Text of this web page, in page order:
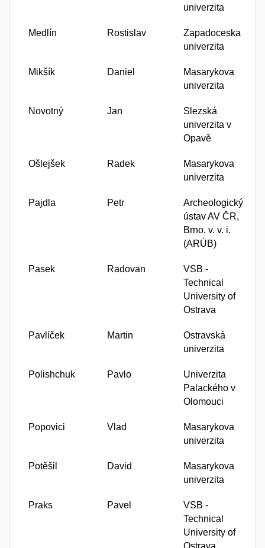
univerzita
Medlín Rostislav
Zapadoceska
univerzita
Mikšík Daniel
Masarykova
univerzita
Novotný Jan
Slezská
univerzita v
Opavě
Ošlejšek Radek
Masarykova
univerzita
Pajdla Petr
Archeologický
ústav AV ČR,
Brno, v. v. i.
(ARÚB)
Pasek Radovan
VSB -
Technical
University of
Ostrava
Pavlíček Martin
Ostravská
univerzita
Polishchuk Pavlo
Univerzita
Palackého v
Olomouci
Popovici Vlad
Masarykova
univerzita
Potěšil David
Masarykova
univerzita
Praks Pavel
VSB -
Technical
University of
Ostrava